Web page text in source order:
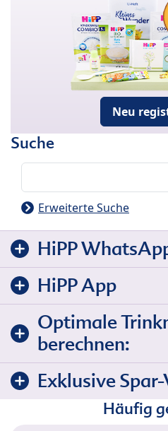
Neu
Suche
Erweiterte Suche
HiPP
HiPP App
Optimale
berechnen:
Exklusive
Häufig